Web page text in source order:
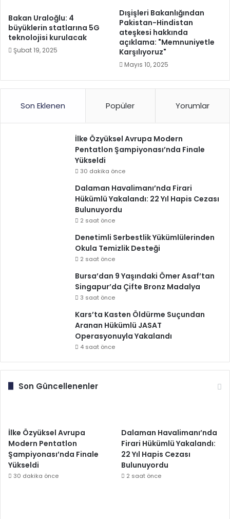
Bakan Uraloğlu: 4
büyüklerin statlarına 5G
teknolojisi kurulacak
Şubat 19, 2025
Dışişleri Bakanlığından
Pakistan-Hindistan
ateşkesi hakkında
açıklama: "Memnuniyetle
Karşılıyoruz"
Mayıs 10, 2025
Son Eklenen Popüler Yorumlar
İlke Özyüksel Avrupa Modern
Pentatlon Şampiyonası’nda Finale
Yükseldi
30 dakika önce
Dalaman Havalimanı’nda Firari
Hükümlü Yakalandı: 22 Yıl Hapis Cezası
Bulunuyordu
2 saat önce
Denetimli Serbestlik Yükümlülerinden
Okula Temizlik Desteği
2 saat önce
Bursa’dan 9 Yaşındaki Ömer Asaf’tan
Singapur’da Çifte Bronz Madalya
3 saat önce
Kars’ta Kasten Öldürme Suçundan
Aranan Hükümlü JASAT
Operasyonuyla Yakalandı
4 saat önce
Son Güncellenenler
İlke Özyüksel Avrupa
Modern Pentatlon
Şampiyonası’nda Finale
Yükseldi
30 dakika önce
Dalaman Havalimanı’nda
Firari Hükümlü Yakalandı:
22 Yıl Hapis Cezası
Bulunuyordu
2 saat önce